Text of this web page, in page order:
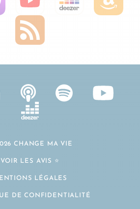
CHANGE MA VIE
VOIR LES AVIS ⭐️
LÉGALES
DE CONFIDENTIALITÉ